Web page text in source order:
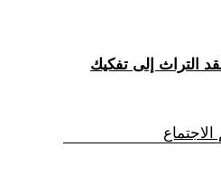
7 : من نقد التراث إلى تفكيك